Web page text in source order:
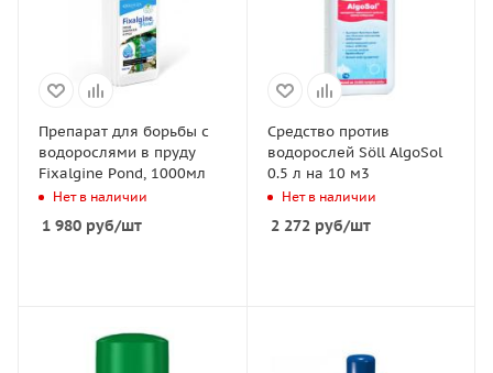
Препарат для борьбы с
водорослями в пруду
Fixalgine Pond, 1000мл
Нет в наличии
1 980 руб/шт
Средство против
водорослей Söll AlgoSol
0.5 л на 10 м3
Нет в наличии
2 272руб/шт